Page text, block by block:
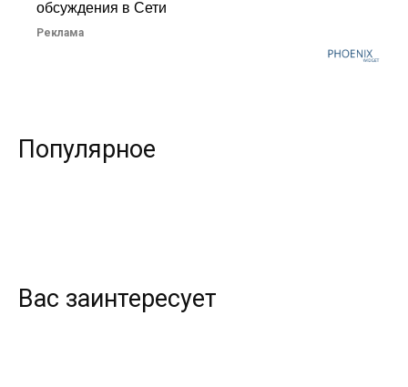
обсуждения в Сети
Реклама
Популярное
Вас заинтересует